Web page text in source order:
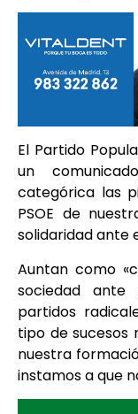
El Partido
un
categórica las
PSOE de
solidaridad ante
Auntan como
sociedad ante
partidos
tipo de sucesos
nuestra
instamos a que